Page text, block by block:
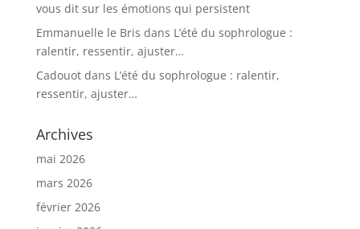
vous dit sur les émotions qui persistent
Emmanuelle le Bris dans L’été du sophrologue :
ralentir, ressentir, ajuster…
Cadouotdans L’été du sophrologue : ralentir,
ressentir, ajuster…
Archives
mai 2026
mars 2026
février 2026